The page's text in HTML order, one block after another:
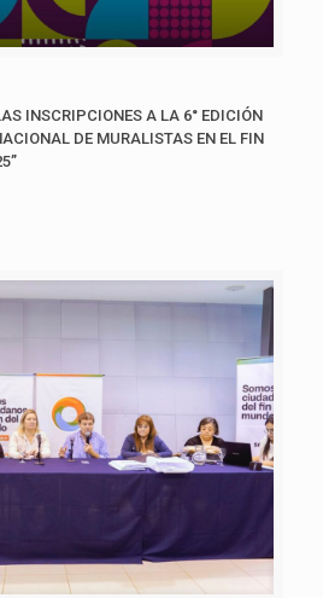
INSCRIPCIONES A LA 6° EDICIÓN
DE MURALISTAS EN EL FIN